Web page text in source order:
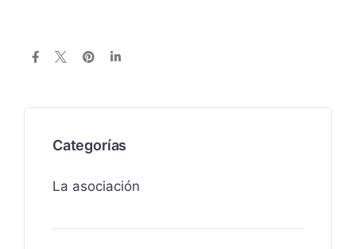
Categorías
La asociación